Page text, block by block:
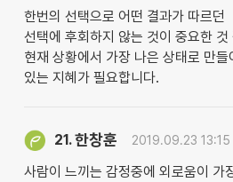
한번의 선택으로 어떤 결과가 따르던
선택에 후회하지 않는 것이 중요한 것
현재 상황에서 가장 나은 상태로 만들
있는 지혜가 필요합니다.
21.한창훈 2019.09.23 13:15
사람이 느끼는 감정중에 외로움이 가